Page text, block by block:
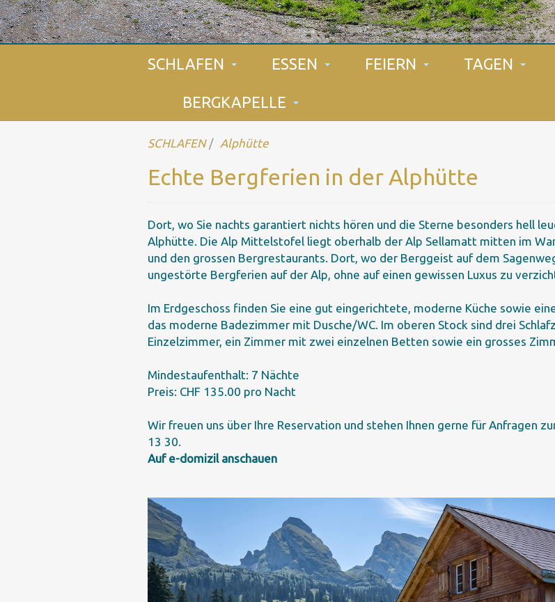
SCHLAFEN ESSEN FEIERN TAGEN
BERGKAPELLE
SCHLAFEN Alphütte
Echte Bergferien in der Alphütte
Dort, wo Sie nachts garantiert nichts hören und die Sterne besonders hell
Alphütte. Die Alp Mittelstofel liegt oberhalb der Alp Sellamatt mitten im
und den grossen Bergrestaurants. Dort, wo der Berggeist auf dem
ungestörte Bergferien auf der Alp, ohne auf einen gewissen Luxus zu
Im Erdgeschoss finden Sie eine gut eingerichtete, moderne Küche sowie
das moderne Badezimmer mit Dusche/WC. Im oberen Stock sind drei
Einzelzimmer, ein Zimmer mit zwei einzelnen Betten sowie ein grosses
Mindestaufenthalt: 7 Nächte
Preis: CHF 135.00 pro Nacht
Wir freuen uns über Ihre Reservation und stehen Ihnen gerne für Anfragen
13 30.
Auf e-domizil anschauen